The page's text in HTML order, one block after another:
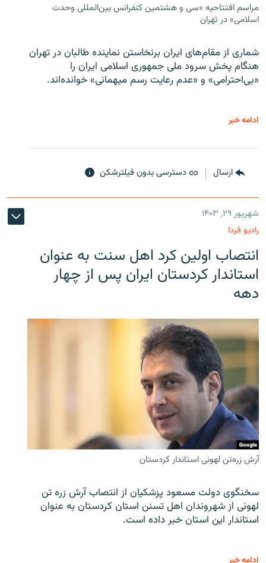
مراسم افتتاحیه «سی و هشتمین کنفرانس بین‌المللی وحدت
اسلامی» در تهران
شماری از مقام‌های ایران برنخاستن نماینده طالبان در تهران
هنگام پخش سرود ملی جمهوری اسلامی ایران را
«بی‌احترامی» و «عدم رعایت رسم میهمانی» خوانده‌اند.
ادامه خبر
ارسال دسترسی بدون فیلترشکن
شهریور ۲۹, ۱۴۰۳
رادیو فردا
انتصاب اولین کرد اهل سنت به عنوان
استاندار کردستان ایران پس از چهار
دهه
آرش زره‌تن لهونی استاندار کردستان
سخنگوی دولت مسعود پزشکیان از انتصاب آرش زره تن
لهونی از شهروندان اهل تسنن استان کردستان به عنوان
استاندار این استان خبر داده است.
ادامه خبر